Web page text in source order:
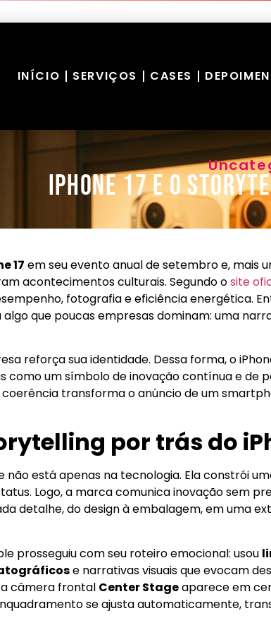
INÍCIO SERVIÇOS CASES
iPhone 17 e o
17 em seu evento anual de setembro e, mais
acontecimentos culturais. Segundo osite
fotografia e eficiência energética.
que poucas empresas dominam: uma
reforça sua identidade. Dessa forma, o
como um símbolo de inovação contínua e de
coerência transforma o anúncio de um
por trás do
está apenas na tecnologia. Ela constrói
Logo, a marca comunica inovação sem
detalhe, do design à embalagem, em uma
prosseguiu com seu roteiro emocional: usou
e narrativas visuais que evocam
a câmera frontal Center Stageaparece em
se ajusta automaticamente,